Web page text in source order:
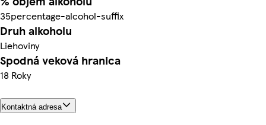
35percentage-alcohol-suffix
Druh alkoholu
Liehoviny
Spodná veková hranica
18 Roky
Kontaktná adresa